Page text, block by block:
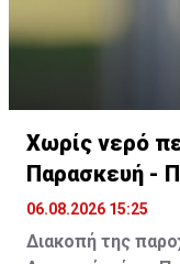
Χωρίς νερό
Παρασκευή -
06.08.2026 15:25
Διακοπή της